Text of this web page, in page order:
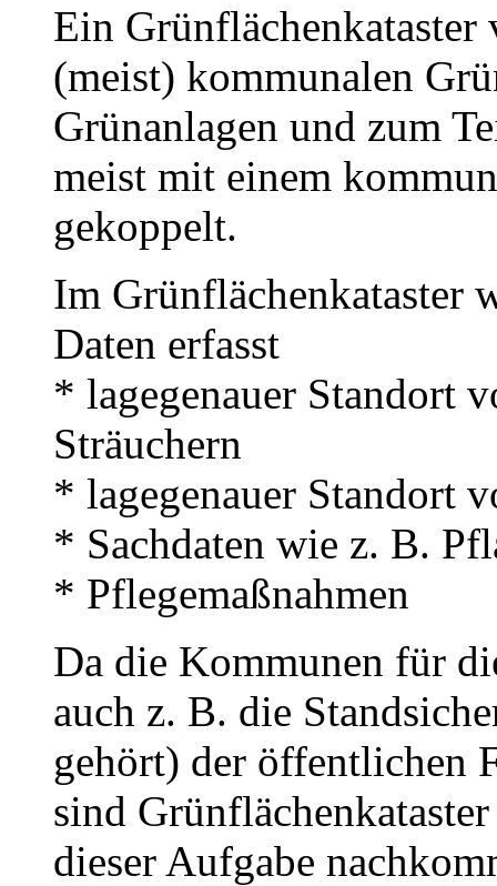
Ein Grünflächenkataster
(meist) kommunalen
Grünanlagen und zum
meist mit einem
gekoppelt.
Im Grünflächenkataster
Daten erfasst
* lagegenauer Standort
Sträuchern
* lagegenauer Standort
* Sachdaten wie z. B.
* Pflegemaßnahmen
Da die Kommunen für
auch z. B. die
gehört) der öffentlichen
sind
dieser Aufgabe